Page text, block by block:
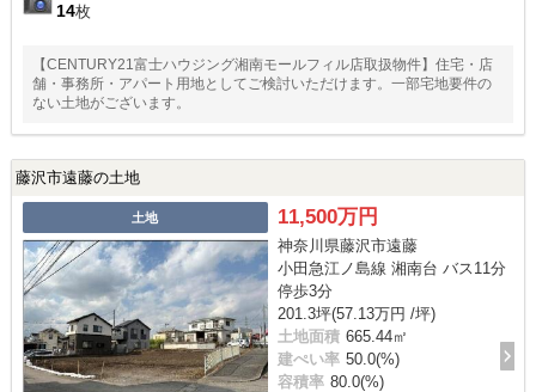
14枚
【CENTURY21富士ハウジング湘南モールフィル店取扱物件】住宅・店
舗・事務所・アパート用地としてご検討いただけます。一部宅地要件の
ない土地がございます。
藤沢市遠藤の土地
土地 11,500万円
神奈川県藤沢市遠藤
小田急江ノ島線 湘南台 バス11分
停歩3分
201.3坪(57.13万円 /坪)
土地面積 665.44㎡
建ぺい率 50.0(%)
容積率 80.0(%)